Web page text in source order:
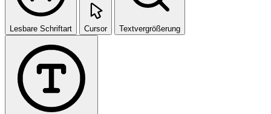
Lesbare Schriftart Cursor Textvergrößerung